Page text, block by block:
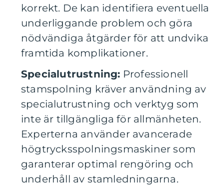
korrekt. De kan identifiera eventuella
underliggande problem och göra
nödvändiga åtgärder för att undvika
framtida komplikationer.
Specialutrustning: Professionell
stamspolning kräver användning av
specialutrustning och verktyg som
inte är tillgängliga för allmänheten.
Experterna använder avancerade
högtrycksspolningsmaskiner som
garanterar optimal rengöring och
underhåll av stamledningarna.